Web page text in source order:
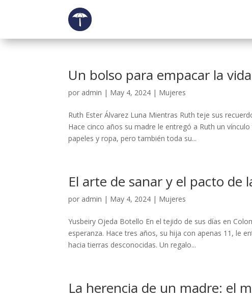
Un bolso para empacar la vida
por admin | May 4, 2024 | Mujeres
Ruth Ester Álvarez Luna Mientras Ruth teje sus
Hace cinco años su madre le entregó a Ruth un
papeles y ropa, pero también toda su...
El arte de sanar y el pacto de
por admin | May 4, 2024 | Mujeres
Yusbeiry Ojeda Botello En el tejido de sus días en
esperanza. Hace tres años, su hija con apenas 11, le
hacia tierras desconocidas. Un regalo...
La herencia de un madre: el